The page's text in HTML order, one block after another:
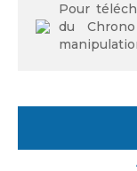
Pour
du
Mot de